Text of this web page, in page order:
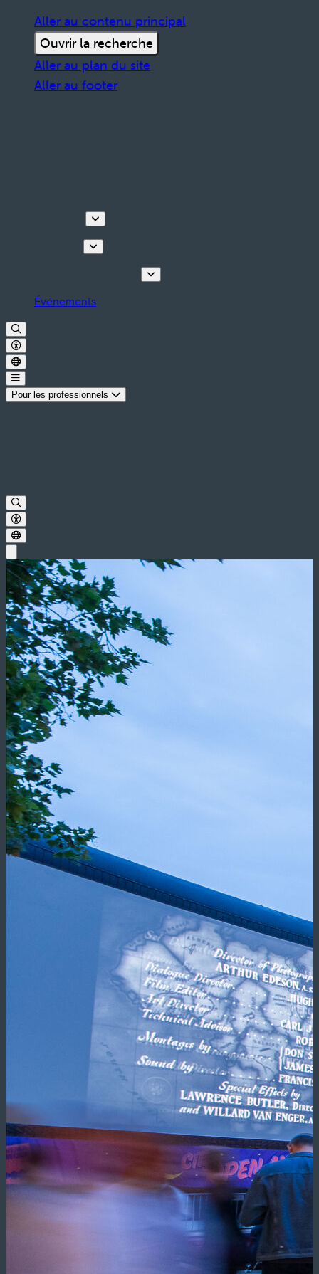
Aller au contenu principal
Ouvrir la recherche
Aller au plan du site
Aller au footer
Événements
Pour les professionnels